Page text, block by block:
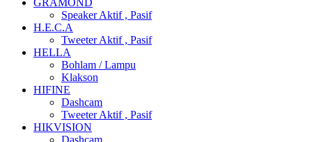
GRAMOND
Speaker Aktif , Pasif
H.E.C.A
Tweeter Aktif , Pasif
HELLA
Bohlam / Lampu
Klakson
HIFINE
Dashcam
Tweeter Aktif , Pasif
HIKVISION
Dashcam